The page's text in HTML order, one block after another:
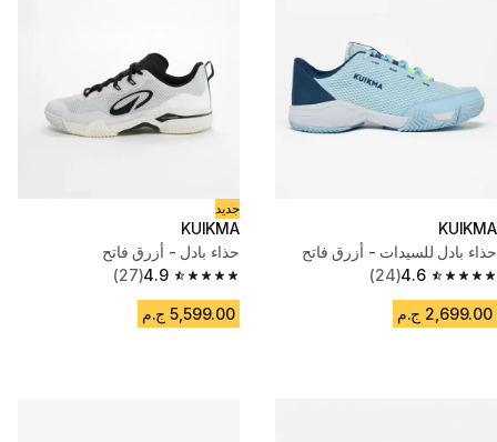
KUIKMA
حذاء بادل للسيدات - أزرق فاتح
4.6
4.6 out of 5 stars from 24 reviews
(24)
2,699.00 ج.م
جديد
KUIKMA
حذاء بادل - أزرق فاتح
4.9
4.9 out of 5 stars from 27 reviews
(27)
5,599.00 ج.م